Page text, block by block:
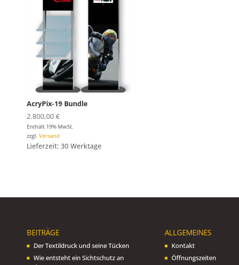
AcryPix-19 Bundle
2.800,00 €
Enthält 19% MwSt.
zzgl. Versand
Lieferzeit: 30 Werktage
BEITRÄGE
Der Textildruck und seine Tücken
Wie entsteht ein Sichtschutz an
ALLGEMEINES
Kontakt
Öffnungszeiten